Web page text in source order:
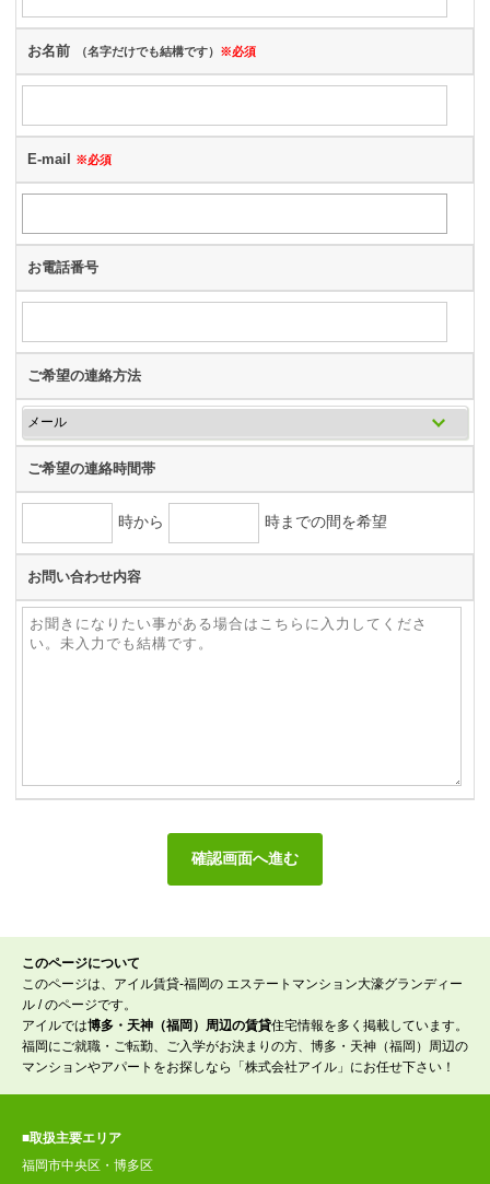
お名前 （名字だけでも結構です） ※必須
E-mail ※必須
お電話番号
ご希望の連絡方法
ご希望の連絡時間帯
時から 時までの間を希望
お問い合わせ内容
このページについて
このページは、アイル賃貸-福岡の エステートマンション大濠グランディー
ル / のページです。
アイルでは博多・天神（福岡）周辺の賃貸住宅情報を多く掲載しています。
福岡にご就職・ご転勤、ご入学がお決まりの方、博多・天神（福岡）周辺の
マンションやアパートをお探しなら「株式会社アイル」にお任せ下さい！
■取扱主要エリア
福岡市中央区・博多区